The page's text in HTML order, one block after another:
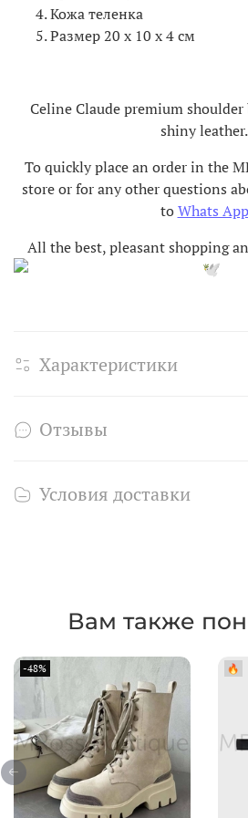
Кожа теленка
Размер20 х 10 х 4 см
Celine Claude premium
shiny leather.
To quickly place an order in the
store or for any other questions
to Whats App
All the best, pleasant shopping
Характеристики
Отзывы
Условия доставки
Вам также
-48% 🔥